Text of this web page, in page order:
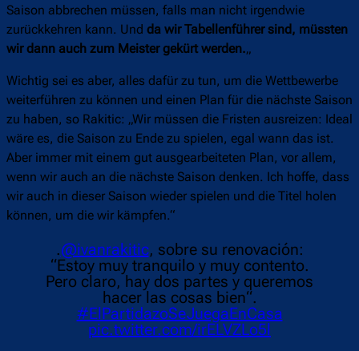
Saison abbrechen müssen, falls man nicht irgendwie
zurückkehren kann. Und da wir Tabellenführer sind, müssten
wir dann auch zum Meister gekürt werden.„
Wichtig sei es aber, alles dafür zu tun, um die Wettbewerbe
weiterführen zu können und einen Plan für die nächste Saison
zu haben, so Rakitic: „Wir müssen die Fristen ausreizen: Ideal
wäre es, die Saison zu Ende zu spielen, egal wann das ist.
Aber immer mit einem gut ausgearbeiteten Plan, vor allem,
wenn wir auch an die nächste Saison denken. Ich hoffe, dass
wir auch in dieser Saison wieder spielen und die Titel holen
können, um die wir kämpfen.“
.@ivanrakitic, sobre su renovación:
“Estoy muy tranquilo y muy contento.
Pero claro, hay dos partes y queremos
hacer las cosas bien“.
#ElPartidazoSeJuegaEnCasa
pic.twitter.com/irELVZLo5l